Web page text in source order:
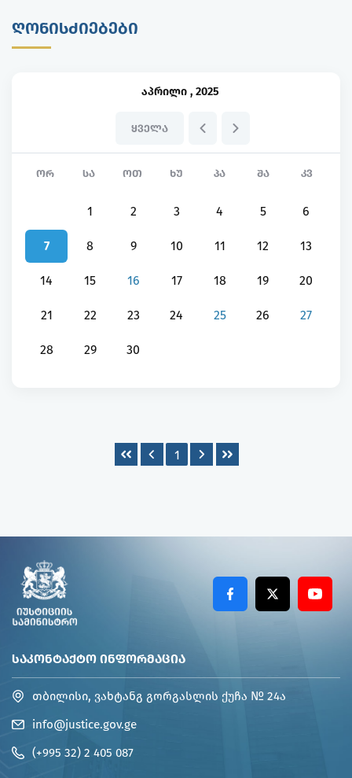
ᲦᲝᲜᲘᲡᲫᲘᲔᲑᲔᲑᲘ
აპრილი, 2025
ᲧᲕᲔᲚᲐ
ᲝᲠ ᲡᲐ ᲝᲗ ᲮᲣ ᲞᲐ ᲨᲐ ᲙᲕ
1 2 3 4 5 6
7 8 9 10 11 12 13
14 15 16 17 18 19 20
21 22 23 24 25 26 27
28 29 30
1
ᲡᲐᲙᲝᲜᲢᲐᲥᲢᲝ ᲘᲜᲤᲝᲠᲛᲐᲪᲘᲐ
თბილისი, ვახტანგ გორგასლის ქუჩა № 24ა
info@justice.gov.ge
(+995 32) 2 405 087